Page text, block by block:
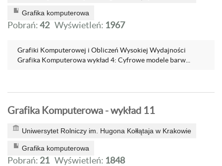
Grafika komputerowa
Pobrań:42 Wyświetleń: 1967
Grafiki Komputerowej i Obliczeń Wysokiej Wydajności
Grafika Komputerowa wykład 4: Cyfrowe modele barw...
Grafika Komputerowa - wykład 11
Uniwersytet Rolniczy im. Hugona Kołłątaja w Krakowie
Grafika komputerowa
Pobrań: 21 Wyświetleń: 1848